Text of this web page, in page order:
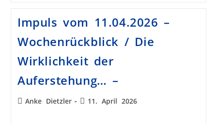
Impuls vom 11.04.2026 –
Wochenrückblick / Die
Wirklichkeit der
Auferstehung… –
Anke Dietzler 11. April 2026